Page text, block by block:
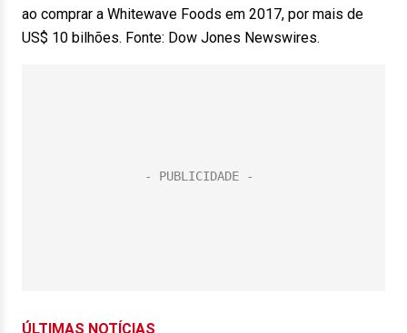
ao comprar a Whitewave Foods em 2017, por mais de
US$ 10 bilhões. Fonte: Dow Jones Newswires.